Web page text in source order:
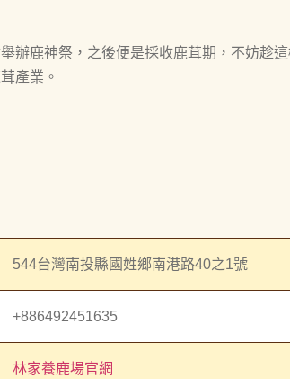
辦鹿神祭，之後便是採收鹿茸期，不妨趁
產業。
544台灣南投縣國姓鄉南港路40之1號
+886492451635
林家養鹿場官網